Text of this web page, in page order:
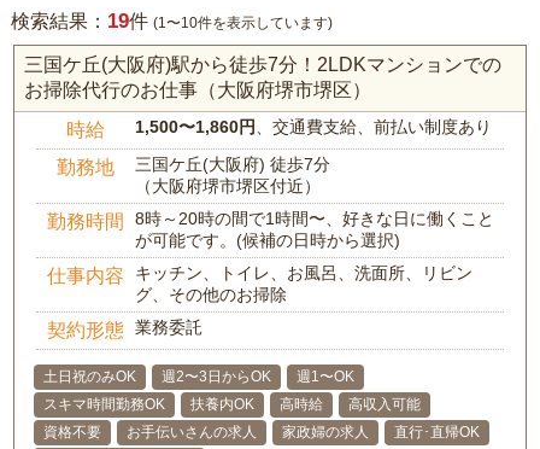
検索結果： 19件 (1〜10件を表示しています)
三国ケ丘(大阪府)駅から徒歩7分！2LDKマンションでの
お掃除代行のお仕事（大阪府堺市堺区）
時給 1,500〜1,860円 、交通費支給、前払い制度あり
勤務地
三国ケ丘(大阪府) 徒歩7分
（大阪府堺市堺区付近）
勤務時間
8時～20時の間で1時間〜、好きな日に働くこと
が可能です。(候補の日時から選択)
仕事内容
キッチン、トイレ、お風呂、洗面所、リビン
グ、その他のお掃除
契約形態 業務委託
土日祝のみOK 週2〜3日からOK
週1〜OK
スキマ時間勤務OK
扶養内OK 高時給
高収入可能
資格不要
お手伝いさんの求人 家政婦の求人
直行･直帰OK